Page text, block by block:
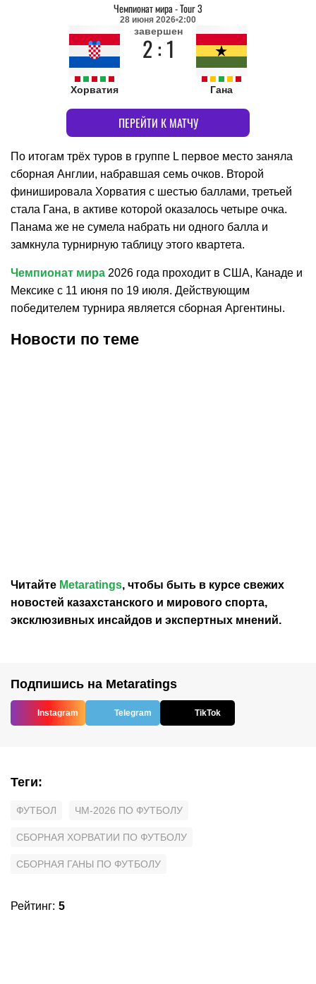
Чемпионат мира-Tour 3
28 июня 2026 2:00
Хорватия
завершен
2 : 1
Гана
ПЕРЕЙТИ К МАТЧУ
По итогам трёх туров в группе L первое место заняла
сборная Англии, набравшая семь очков. Второй
финишировала Хорватия с шестью баллами, третьей
стала Гана, в активе которой оказалось четыре очка.
Панама же не сумела набрать ни одного балла и
замкнула турнирную таблицу этого квартета.
Чемпионат мира 2026 года проходит в США, Канаде и
Мексике с 11 июня по 19 июля. Действующим
победителем турнира является сборная Аргентины.
Новости по теме
Читайте Metaratings, чтобы быть в курсе свежих
новостей казахстанского и мирового спорта,
эксклюзивных инсайдов и экспертных мнений.
Подпишись на Metaratings
Instagram Telegram TikTok
Теги:
ФУТБОЛ ЧМ-2026 ПО ФУТБОЛУ
СБОРНАЯ ХОРВАТИИ ПО ФУТБОЛУ
СБОРНАЯ ГАНЫ ПО ФУТБОЛУ
Рейтинг: 5